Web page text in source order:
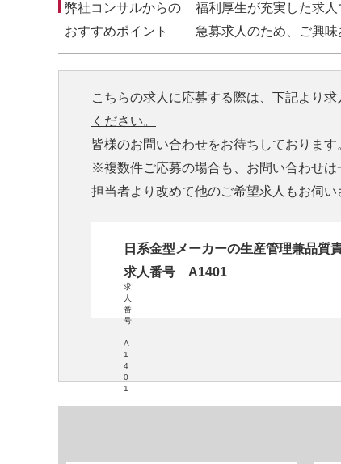
弊社コンサルからの
おすすめポイント
福利厚生が充実した求人
急募求人のため、ご興味
こちらの求人に応募する際は、下記より
ください。
皆様のお問い合わせをお待ちしております
※複数件ご応募の場合も、お問い合わせは
担当者より改めて他のご希望求人もお伺い
求
人
番
号
A
1
4
0
1
日系金型メーカーの生産管理兼品質
求人番号 A1401